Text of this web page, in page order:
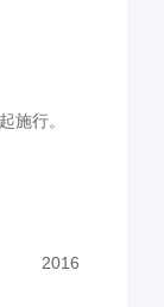
施行。